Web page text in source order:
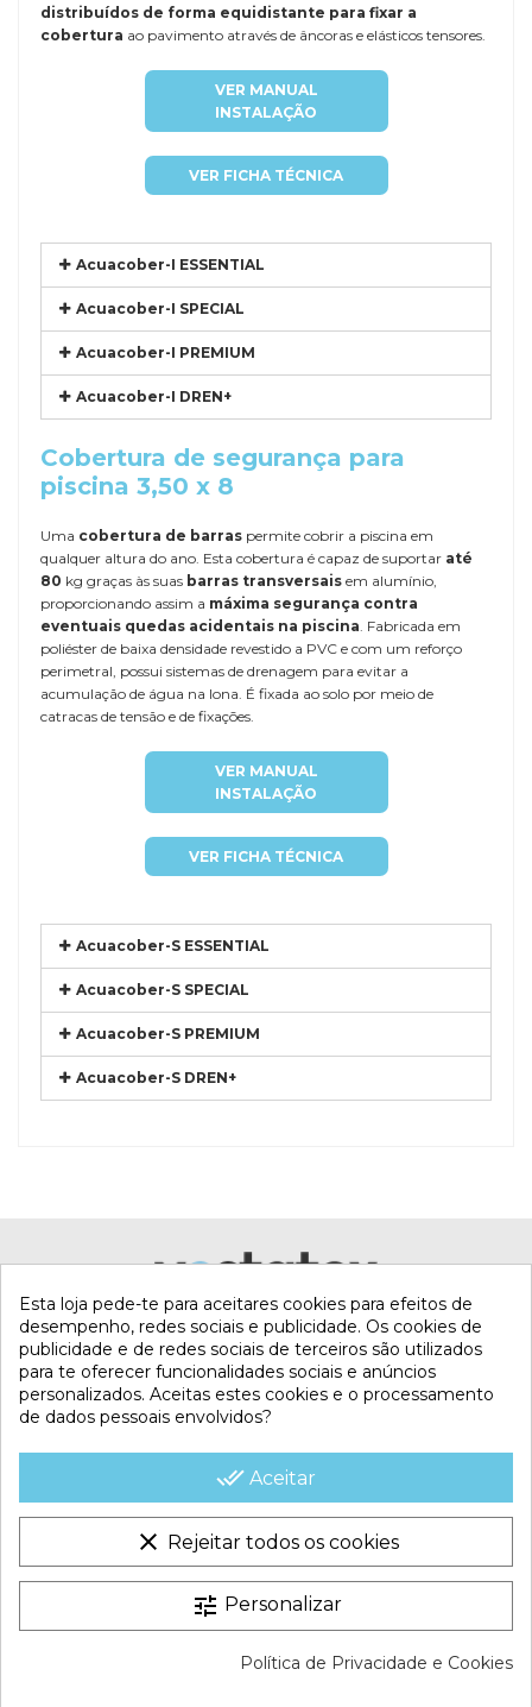
distribuídos de forma equidistante para fixar a
cobertura ao pavimento através de âncoras e elásticos tensores.
VER MANUAL
INSTALAÇÃO
VER FICHA TÉCNICA
Acuacober-I ESSENTIAL
Acuacober-I SPECIAL
Acuacober-I PREMIUM
Acuacober-I DREN+
Cobertura de segurança para
piscina 3,50 x 8
Uma cobertura de barras permite cobrir a piscina em
qualquer altura do ano. Esta cobertura é capaz de suportar até
80 kg graças às suas barras transversais em alumínio,
proporcionando assim a máxima segurança contra
eventuais quedas acidentais na piscina. Fabricada em
poliéster de baixa densidade revestido a PVC e com um reforço
perimetral, possui sistemas de drenagem para evitar a
acumulação de água na lona. É fixada ao solo por meio de
catracas de tensão e de fixações.
VER MANUAL
INSTALAÇÃO
VER FICHA TÉCNICA
Acuacober-S ESSENTIAL
Acuacober-S SPECIAL
Acuacober-S PREMIUM
Acuacober-S DREN+
CONTACTA CON NOSOTROS
CONDICIONES COMERCIALES
Aviso legal | Termos e Condições |
Esta loja pede-te para aceitares cookies para efeitos de
desempenho, redes sociais e publicidade. Os cookies de
publicidade e de redes sociais de terceiros são utilizados
para te oferecer funcionalidades sociais e anúncios
personalizados. Aceitas estes cookies e o processamento
de dados pessoais envolvidos?
done_all Aceitar
clear Rejeitar todos os cookies
tune Personalizar
Política de Privacidade e Cookies